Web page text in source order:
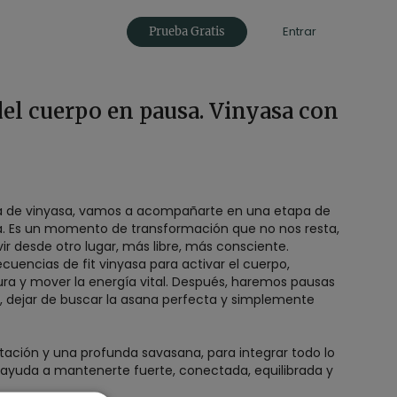
Prueba Gratis Entrar
cuerpo en pausa. Vinyasa con
de vinyasa, vamos a acompañarte en una etapa de
Es un momento de transformación que no nos resta,
desde otro lugar, más libre, más consciente.
de fit vinyasa para activar el cuerpo,
y mover la energía vital. Después, haremos pausas
dejar de buscar la asana perfecta y simplemente
y una profunda savasana, para integrar todo lo
a mantenerte fuerte, conectada, equilibrada y